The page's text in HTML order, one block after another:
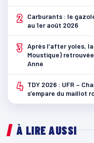
2
Carburants : le
au 1er août 2026
3 Après l’after yoles,
Moustique)
Anne
4 TDY 2026 : UFR –
s’empare du maillot
À LIRE AUSSI